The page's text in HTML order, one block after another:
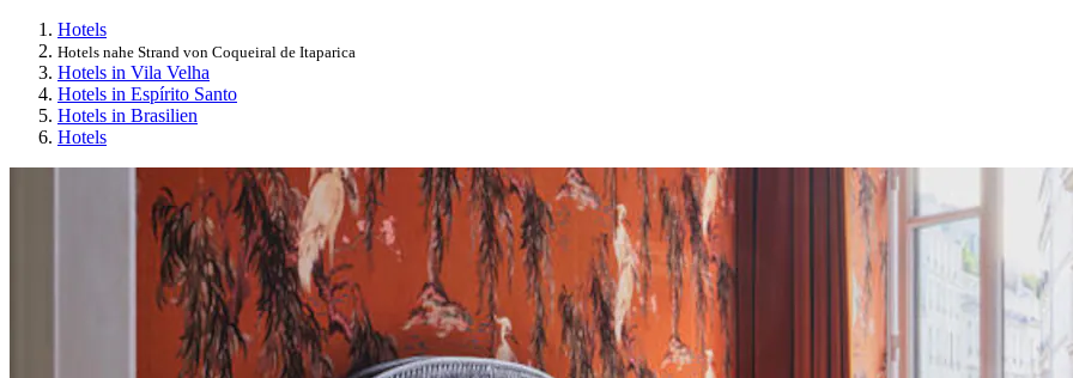
Hotels
Hotels nahe Strand von Coqueiral de Itaparica
Hotels in Vila Velha
Hotels in Espírito Santo
Hotels in Brasilien
Hotels